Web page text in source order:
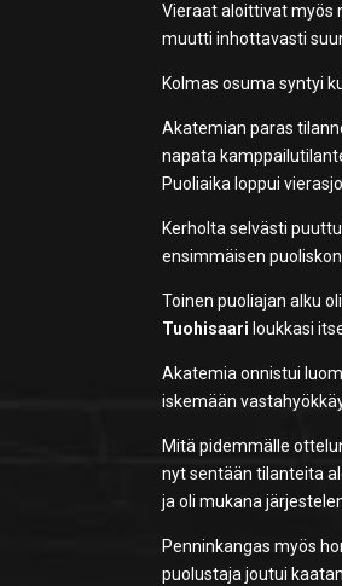
Vieraat aloittivat myös
muutti inhottavasti
Kolmas osuma syntyi
Akatemian paras
napata
Puoliaika loppui
Kerholta selvästi
ensimmäisen
Toinen puoliajan alku
Tuohisaari loukkasi
Akatemia onnistui
iskemään
Mitä pidemmälle
nyt sentään tilanteita
ja oli mukana
Penninkangas myös
puolustaja joutui